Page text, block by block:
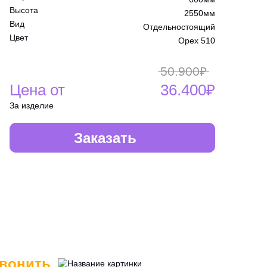
Высота
2550мм
Вид
Отдельностоящий
Цвет
Орех 510
Цена от
50.900₽
36.400₽
За изделие
Заказать